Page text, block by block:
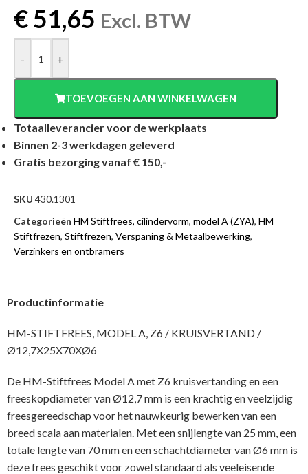
€51,65 Excl. BTW
- +
TOEVOEGEN AAN WINKELWAGEN
Totaalleverancier voor de werkplaats
Binnen 2-3 werkdagen geleverd
Gratis bezorging vanaf € 150,-
SKU 430.1301
Categorieën HM Stiftfrees, cilindervorm, model A (ZYA), HM
Stiftfrezen, Stiftfrezen, Verspaning & Metaalbewerking,
Verzinkers en ontbramers
Productinformatie
HM-STIFTFREES, MODEL A, Z6 / KRUISVERTAND /
Ø12,7X25X70XØ6
De HM-Stiftfrees Model A met Z6 kruisvertanding en een
freeskopdiameter van Ø12,7 mm is een krachtig en veelzijdig
freesgereedschap voor het nauwkeurig bewerken van een
breed scala aan materialen. Met een snijlengte van 25 mm, een
totale lengte van 70 mm en een schachtdiameter van Ø6 mm is
deze frees geschikt voor zowel standaard als veeleisende